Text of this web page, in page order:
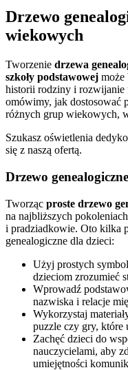
Drzewo
wiekowych
Tworzenie drzewa
szkoły podstawowej może
historii rodziny i rozwijanie
omówimy, jak dostosować
różnych grup wiekowych,
Szukasz oświetlenia
się z naszą ofertą.
Drzewo
Tworząc proste drzewo
na najbliższych
i pradziadkowie. Oto kilka
genealogiczne dla dzieci:
Użyj prostych
dzieciom zrozumieć
Wprowadź
nazwiska i relacje
Wykorzystaj
puzzle czy gry, które
Zachęć dzieci do
nauczycielami, aby
umiejętności